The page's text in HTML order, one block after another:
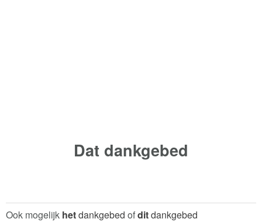
Dat dankgebed
Ook mogelijk hetdankgebed ofditdankgebed